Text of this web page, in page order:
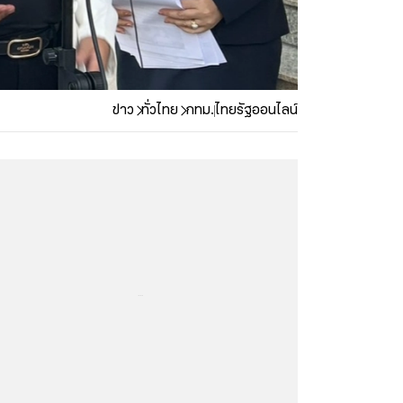
ข่าว ทั่วไทย กทม.ไทยรัฐออนไลน์